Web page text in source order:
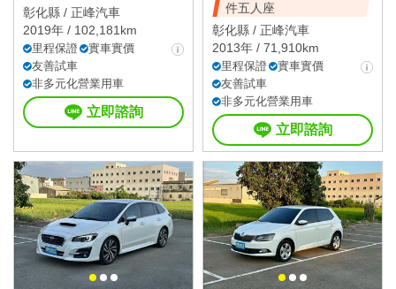
彰化縣 / 正峰汽車
2019年 / 102,181km
里程保證
實車實價
友善試車
非多元化營業用車
立即諮詢
件五人座
彰化縣 / 正峰汽車
2013年 / 71,910km
里程保證
實車實價
友善試車
非多元化營業用車
立即諮詢